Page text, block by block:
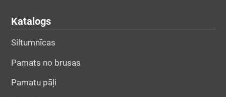
Katalogs
Siltumnīcas
Pamats no brusas
Pamatu pāļi